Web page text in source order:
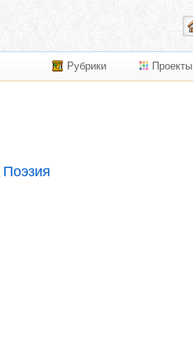
Рубрики Проекты
Поэзия